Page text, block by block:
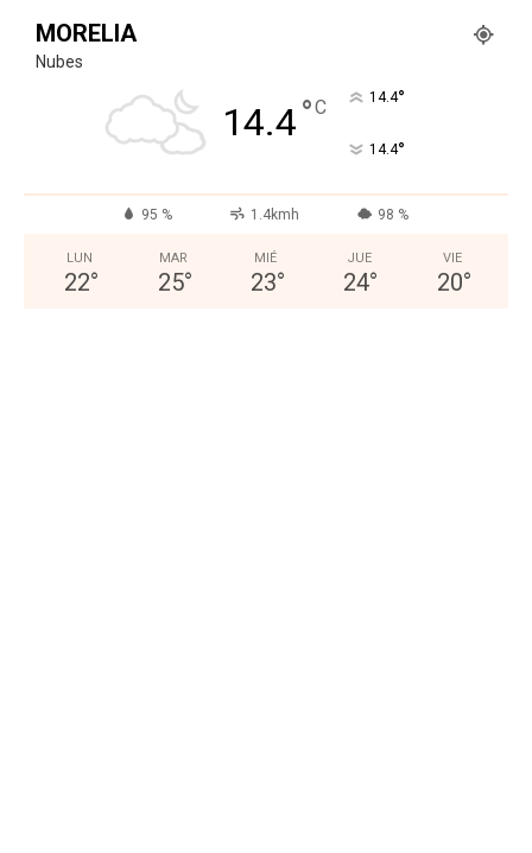
MORELIA
Nubes
14.4°C 14.4°
14.4°
95 % 1.4kmh 98 %
LUN
22°
MAR
25°
MIÉ
23°
JUE
24°
VIE
20°